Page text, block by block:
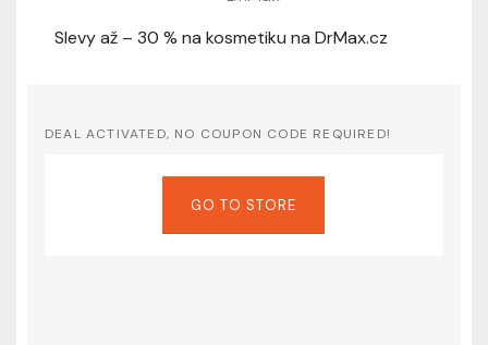
Slevy až – 30 % na kosmetiku na DrMax.cz
DEAL ACTIVATED, NO COUPON CODE REQUIRED!
GO TO STORE